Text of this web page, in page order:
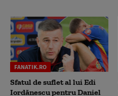
FANATIK.RO
Sfatul de suflet al lui Edi
Iordănescu pentru Daniel